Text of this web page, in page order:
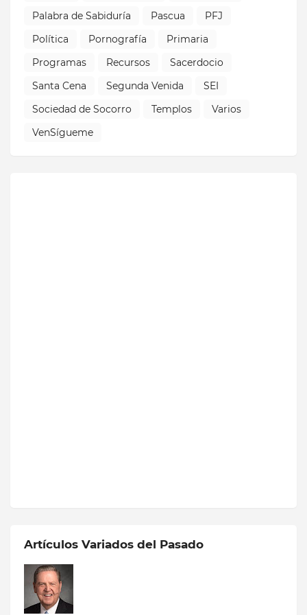
Palabra de Sabiduría
Pascua
PFJ
Política
Pornografía
Primaria
Programas
Recursos
Sacerdocio
Santa Cena
Segunda Venida
SEI
Sociedad de Socorro
Templos
Varios
VenSígueme
Artículos Variados del Pasado